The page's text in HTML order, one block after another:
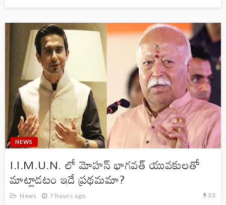
NEWS
I.I.M.U.N. లో మోహన్ భాగవత్ యువకులతో
మాట్లాడటం ఇదే ప్రథమమా?
News 7 hours ago 33